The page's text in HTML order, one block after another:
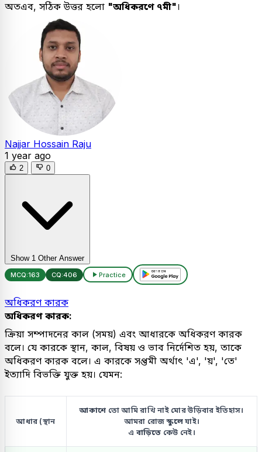
অতএব, সঠিক উত্তর হলো "অধিকরণে ৭মী" ।
Najjar Hossain Raju
1 year ago
2 0
Show 1 Other Answer
MCQ:163 CQ:406 Practice
অধিকরণ কারক
অধিকরণ কারক:
ক্রিয়া সম্পাদনের কাল (সময়) এবং আধারকে অধিকরণ কারক
বলে। যে কারকে স্থান, কাল, বিষয় ও ভাব নির্দেশিত হয়, তাকে
অধিকরণ কারক বলে। এ কারকে সপ্তমী অর্থাৎ 'এ', 'য়', 'তে'
ইত্যাদি বিভক্তি যুক্ত হয়। যেমন:
আধার (স্থান
আকাশে তো আমি রাখি নাই মোর উড়িবার ইতিহাস।
আমরা রোজস্কুলেযাই।
এ বাড়িতে কেউ নেই।